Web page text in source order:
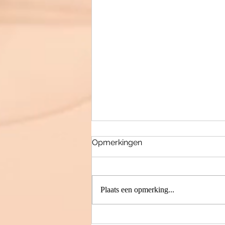
Opmerkingen
Plaats een opmerking...